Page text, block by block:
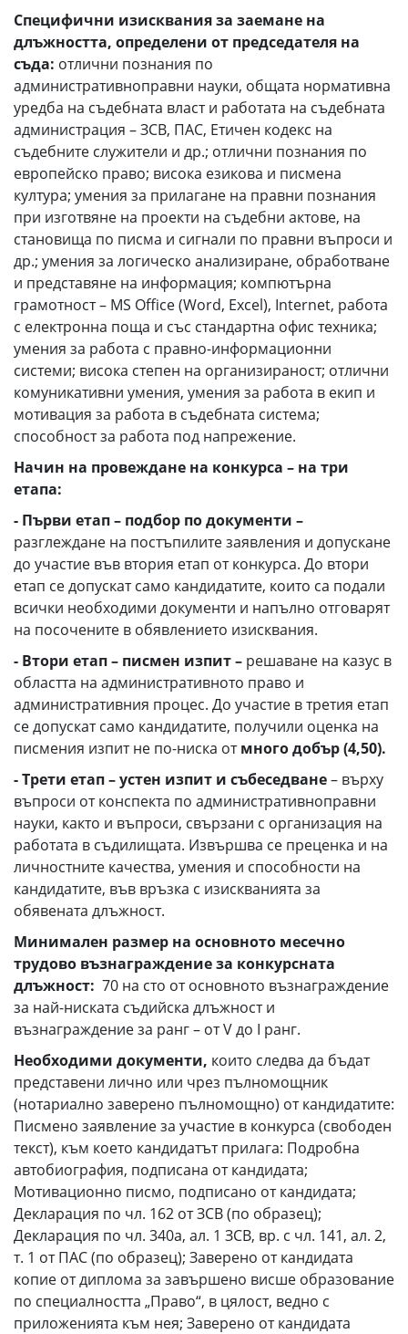
Специфични изисквания за заемане на
длъжността, определени от председателя на
съда: отлични познания по
административноправни науки, общата нормативна
уредба на съдебната власт и работата на съдебната
администрация – ЗСВ, ПАС, Етичен кодекс на
съдебните служители и др.; отлични познания по
европейско право; висока езикова и писмена
култура; умения за прилагане на правни познания
при изготвяне на проекти на съдебни актове, на
становища по писма и сигнали по правни въпроси и
др.; умения за логическо анализиране, обработване
и представяне на информация; компютърна
грамотност – MS Office (Word, Excel), Internet, работа
c електронна поща и със стандартна офис техника;
умения за работа с правно-информационни
системи; висока степен на организираност; отлични
комуникативни умения, умения за работа в екип и
мотивация за работа в съдебната система;
способност за работа под напрежение.
Начин на провеждане на конкурса – на три
етапа:
- Първи етап – подбор по документи –
разглеждане на постъпилите заявления и допускане
до участие във втория етап от конкурса. До втори
етап се допускат само кандидатите, които са подали
всички необходими документи и напълно отговарят
на посочените в обявлението изисквания.
- Втори етап – писмен изпит – решаване на казус в
областта на административното право и
административния процес. До участие в третия етап
се допускат само кандидатите, получили оценка на
писмения изпит не по-ниска отмного добър (4,50).
- Трети етап– устен изпит и събеседване– върху
въпроси от конспекта по административноправни
науки, както и въпроси, свързани с организация на
работата в съдилищата. Извършва се преценка и на
личностните качества, умения и способности на
кандидатите, във връзка с изискванията за
обявената длъжност.
Минимален размер на основното месечно
трудово възнаграждениеза конкурсната
длъжност: 70 на сто от основното възнаграждение
за най-ниската съдийска длъжност и
възнаграждение за ранг – от V до І ранг.
Необходими документи, които следва да бъдат
представени лично или чрез пълномощник
(нотариално заверено пълномощно) от кандидатите:
Писмено заявление за участие в конкурса (свободен
текст), към което кандидатът прилага: Подробна
автобиография, подписана от кандидата;
Мотивационно писмо, подписано от кандидата;
Декларация по чл. 162 от ЗСВ (по образец);
Декларация по чл. 340а, ал. 1 ЗСВ, вр. с чл. 141, ал. 2,
т. 1 от ПАС (по образец); Заверено от кандидата
копие от диплома за завършено висше образование
по специалността „Право“, в цялост, ведно с
приложенията към нея; Заверено от кандидата